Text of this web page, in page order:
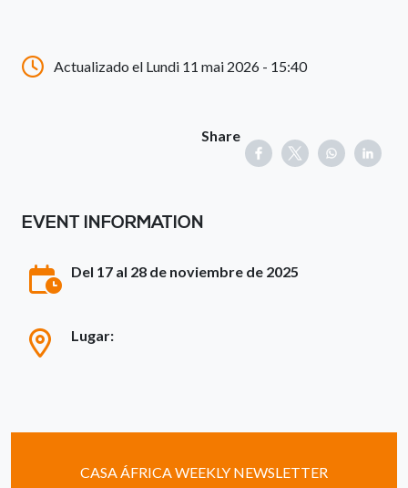
Actualizado el Lundi 11 mai 2026 - 15:40
Share
EVENT INFORMATION
Del 17 al 28 de noviembre de 2025
Lugar:
CASA ÁFRICA WEEKLY NEWSLETTER